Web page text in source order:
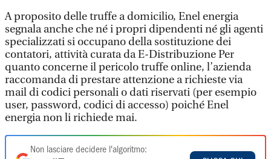
A proposito delle truffe a domicilio, Enel energia
segnala anche che né i propri dipendenti né gli agenti
specializzati si occupano della sostituzione dei
contatori, attività curata da E-Distribuzione Per
quanto concerne il pericolo truffe online, l’azienda
raccomanda di prestare attenzione a richieste via
mail di codici personali o dati riservati (per esempio
user, password, codici di accesso) poiché Enel
energia non li richiede mai.
Non lasciare decidere l'algoritmo: